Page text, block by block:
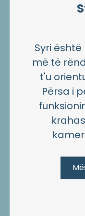
Syri
më të
t'u
Përsa i